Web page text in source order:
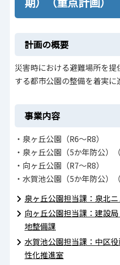
計画の概要
災害時における避難場所を
する都市公園の整備を着実に
事業内容
・泉ヶ丘公園（R6～R8）
・泉ヶ丘公園（5か年防公）（
・向ヶ丘公園（R7～R8）
・水賀池公園（5か年防公）（
泉ヶ丘公園担当課：泉北
向ヶ丘公園担当課：建
地整備課
水賀池公園担当課：中区
性化推進室